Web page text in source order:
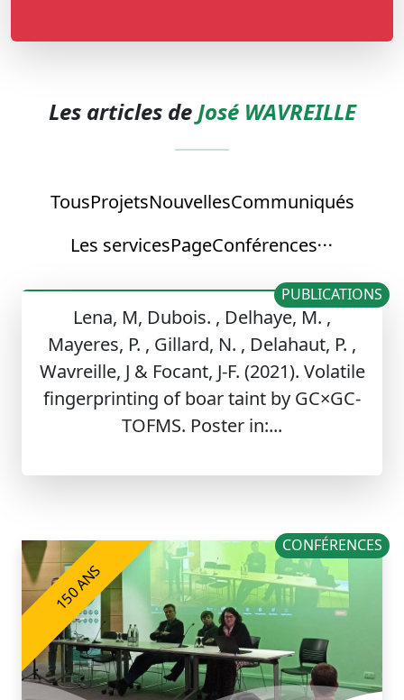
Les articles de José WAVREILLE
TousProjetsNouvellesCommuniqués
Les servicesPageConférences
Lena, M, Dubois. , Delhaye, M. ,
Mayeres, P. , Gillard, N. , Delahaut, P. ,
Wavreille, J & Focant, J-F. (2021). Volatile
fingerprinting of boar taint by GC×GC-
TOFMS. Poster in:...
PUBLICATIONS
150 ANS
CONFÉRENCES